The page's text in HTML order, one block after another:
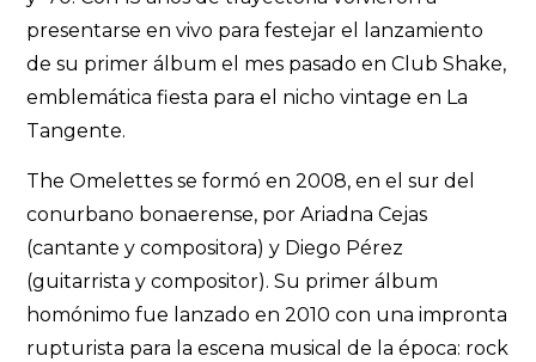
presentarse en vivo para festejar el lanzamiento
de su primer álbum el mes pasado en Club Shake,
emblemática fiesta para el nicho vintage en La
Tangente.
The Omelettes se formó en 2008, en el sur del
conurbano bonaerense, por Ariadna Cejas
(cantante y compositora) y Diego Pérez
(guitarrista y compositor). Su primer álbum
homónimo fue lanzado en 2010 con una impronta
rupturista para la escena musical de la época: rock